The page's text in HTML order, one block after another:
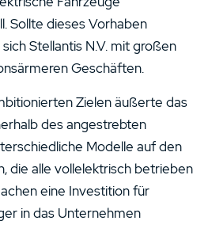
Sollte dieses Vorhaben
Stellantis N.V. mit großen
Geschäften.
Zielen äußerte das
des angestrebten
Modelle auf den
die alle vollelektrisch betrieben
eine Investition für
in das Unternehmen